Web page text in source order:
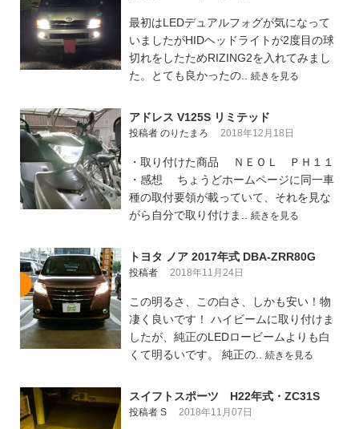
最初はLEDデュアルフォグが気になって
いましたがHIDヘッドライトが2度目の球
切れをしたためRIZING2を入れてみまし
た。とても良かったの.. 続きを見る
アドレス V125S リミテッド
投稿者 のりたまろ 2018年12月18日
・取り付けた商品 ＮＥＯＬ ＰＨ１１
・感想 ちょうどホームページに同一車
種の取付要領が載っていて、それを見な
がら自分で取り付けま.. 続きを見る
トヨタ ノア 2017年式 DBA-ZRR80G
投稿者 2018年11月24日
この明るさ、この白さ、しかも安い！物
凄く良いです！ ハイビームに取り付けま
したが、純正のLEDロービームよりも白
くて明るいです。 純正の.. 続きを見る
スイフトスポーツ H22年式・ZC31S
投稿者 S 2018年11月07日